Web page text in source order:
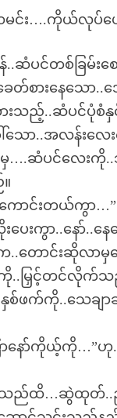
မင်း….ကိုယ်လုပ်ပေ
ပင်တစ်ခြမ်းစေ
တ်စားနေသော..
သည့်..ဆံပင်ပုံစံနှ
သော..အလန်းလ
းမှ….ဆံပင်လေးကို
ောင်းတယ်ကွာ…”
ပေးကွာ..နော်..နေ
တောင်းဆိုလာ
..မြှင့်တင်လိုက်သ
..နှစ်ဖက်ကို..သေခ
ောနော်ကိုယ့်ကို…”
ာက်သည်ထိ…ဆွဲထုတ်..